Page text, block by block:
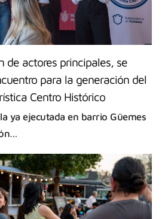
de actores principales, se
para la generación del
Centro Histórico
ya ejecutada en barrio Güemes